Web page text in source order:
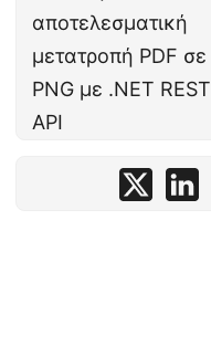
αποτελεσματική
μετατροπή PDF σε
PNG με .NET REST
API